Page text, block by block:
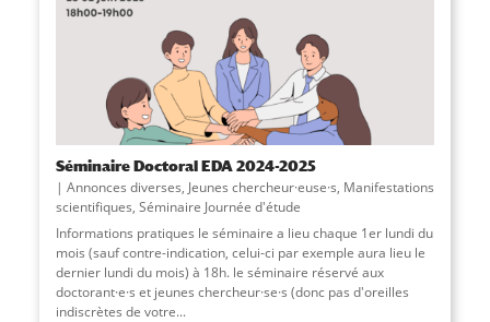
Séminaire Doctoral EDA 2024-2025
Annonces diverses, Jeunes chercheur·euse·s, Manifestations
scientifiques, Séminaire Journée d'étude
Informations pratiques le séminaire a lieu chaque 1er lundi du
mois (sauf contre-indication, celui-ci par exemple aura lieu le
dernier lundi du mois) à 18h. le séminaire réservé aux
doctorant·e·s et jeunes chercheur·se·s (donc pas d'oreilles
indiscrètes de votre...